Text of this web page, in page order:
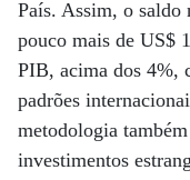
País. Assim, o saldo
pouco mais de US$
PIB, acima dos 4%,
padrões
metodologia
investimentos